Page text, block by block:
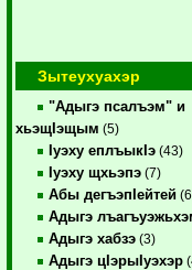
Зытеухуахэр
"Адыгэ псалъэм" и
хьэщIэщым (5)
Iуэху еплъыкIэ (43)
Iуэху щхьэпэ (7)
Абы дегъэпIейтей
Адыгэ
Адыгэ хабзэ (3)
Адыгэ цIэрыIуэхэр